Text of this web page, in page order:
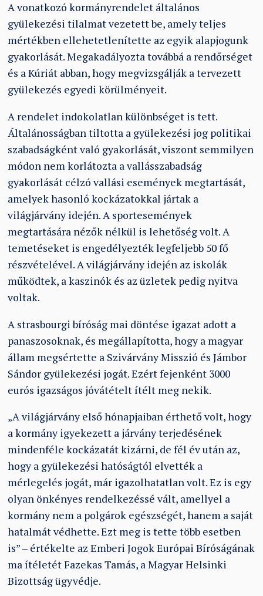
A vonatkozó kormányrendelet általános
gyülekezési tilalmat vezetett be, amely teljes
mértékben ellehetetlenítette az egyik alapjogunk
gyakorlását. Megakadályozta továbbá a rendőrséget
és a Kúriát abban, hogy megvizsgálják a tervezett
gyülekezés egyedi körülményeit.
A rendelet indokolatlan különbséget is tett.
Általánosságban tiltotta a gyülekezési jog politikai
szabadságként való gyakorlását, viszont semmilyen
módon nem korlátozta a vallásszabadság
gyakorlását célzó vallási események megtartását,
amelyek hasonló kockázatokkal jártak a
világjárvány idején. A sportesemények
megtartására nézők nélkül is lehetőség volt. A
temetéseket is engedélyezték legfeljebb 50 fő
részvételével. A világjárvány idején az iskolák
működtek, a kaszinók és az üzletek pedig nyitva
voltak.
A strasbourgi bíróság mai döntése igazat adott a
panaszosoknak, és megállapította, hogy a magyar
állam megsértette a Szivárvány Misszió és Jámbor
Sándor gyülekezési jogát. Ezért fejenként 3000
eurós igazságos jóvátételt ítélt meg nekik.
„A világjárvány első hónapjaiban érthető volt, hogy
a kormány igyekezett a járvány terjedésének
mindenféle kockázatát kizárni, de fél év után az,
hogy a gyülekezési hatóságtól elvették a
mérlegelés jogát, már igazolhatatlan volt. Ez is egy
olyan önkényes rendelkezéssé vált, amellyel a
kormány nem a polgárok egészségét, hanem a saját
hatalmát védhette. Ezt meg is tette több esetben
is” – értékelte az Emberi Jogok Európai Bíróságának
ma ítéletét Fazekas Tamás, a Magyar Helsinki
Bizottság ügyvédje.